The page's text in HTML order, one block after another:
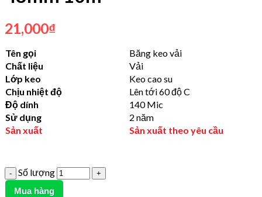
21,000₫
Tên gọi
Băng keo vải
Chất liệu
Vải
Lớp keo
Keo cao su
Chịu nhiệt độ
Lên tới 60 độ C
Độ dính
140 Mic
Sử dụng
2 năm
Sản xuất
Sản xuất theo yêu cầu
Số lượng
Mua hàng